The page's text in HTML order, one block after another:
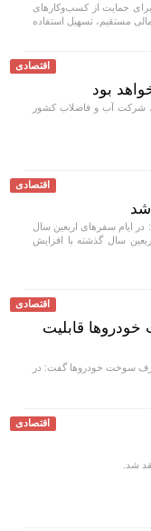
حمایت از کسب‌وکار‌های
مستقیم، تسهیل استفاده
اقتصادی
بود
شرکت آب و فاضلاب کشور
اقتصادی
ایام سفرهای اربعین سال
اربعین سال گذشته با افزایش
اقتصادی
۱۴۰۵/ مصرف سوخت خودرو‌ها قابلیت
سوخت خودرو‌ها گفت: در
اقتصادی
شد.